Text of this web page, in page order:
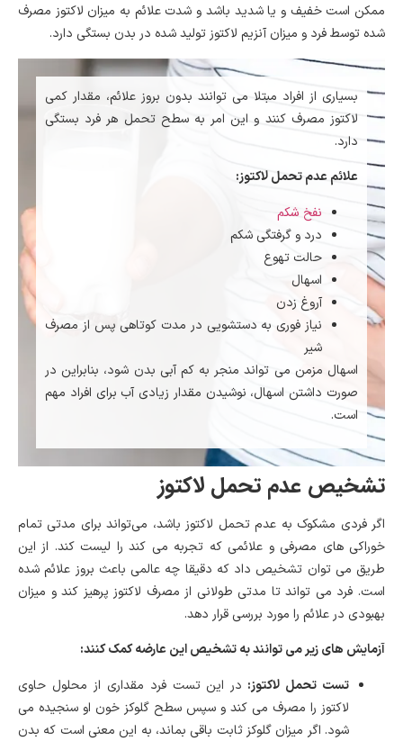
ممکن است خفیف و یا شدید باشد و شدت علائم به میزان لاکتوز مصرف
شده توسط فرد و میزان آنزیم لاکتوز تولید شده در بدن بستگی دارد.
بسیاری از افراد مبتلا می توانند بدون بروز علائم، مقدار کمی
لاکتوز مصرف کنند و این امر به سطح تحمل هر فرد بستگی
دارد.
علائم عدم تحمل لاکتوز:
نفخ شکم
درد و گرفتگی شکم
حالت تهوع
اسهال
آروغ زدن
نیاز فوری به دستشویی در مدت کوتاهی پس از مصرف
شیر
اسهال مزمن می تواند منجر به کم آبی بدن شود، بنابراین در
صورت داشتن اسهال، نوشیدن مقدار زیادی آب برای افراد مهم
است.
تشخیص عدم تحمل لاکتوز
اگر فردی مشکوک به عدم تحمل لاکتوز باشد، می‌تواند برای مدتی تمام
خوراکی های مصرفی و علائمی که تجربه می کند را لیست کند. از این
طریق می توان تشخیص داد که دقیقا چه عالمی باعث بروز علائم شده
است. فرد می تواند تا مدتی طولانی از مصرف لاکتوز پرهیز کند و میزان
بهبودی در علائم را مورد بررسی قرار دهد.
آزمایش های زیر می توانند به تشخیص این عارضه کمک کنند:
تست تحمل لاکتوز: در این تست فرد مقداری از محلول حاوی
لاکتوز را مصرف می کند و سپس سطح گلوکز خون او سنجیده می
شود. اگر میزان گلوکز ثابت باقی بماند، به این معنی است که بدن